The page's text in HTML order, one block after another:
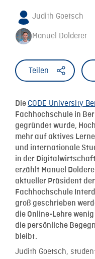
Judith Goetsch
Manuel Dolderer
Teilen
Die CODE University
Fachhochschule in
gegründet wurde,
mehr auf aktives
und internationale
in der
erzählt Manuel
aktueller Präsident
Fachhochschule
groß geschrieben
die Online-Lehre
die persönliche
bleibt.
Judith Goetsch,